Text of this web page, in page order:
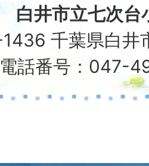
白井市立七次台
千葉県白井
電話番号：047-